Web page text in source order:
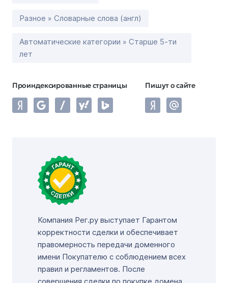
Разное » Словарные слова (англ)
Автоматические категории » Старше 5-ти
лет
Проиндексированные страницы Пишут о сайте
Компания Рег.ру выступает Гарантом
корректности сделки и обеспечивает
правомерность передачи доменного
имени Покупателю с соблюдением всех
правил и регламентов. После